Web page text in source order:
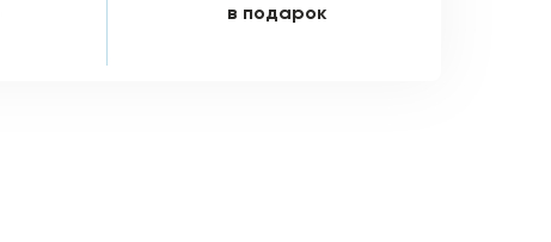
в подарок